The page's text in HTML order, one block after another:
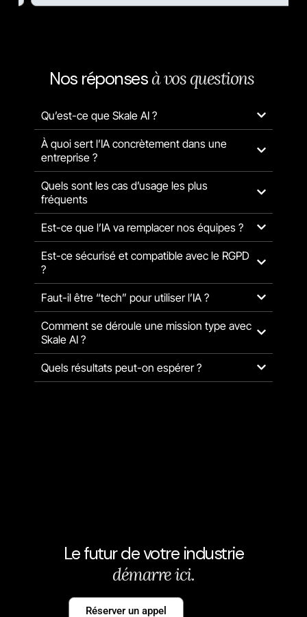
Nos réponsesàvos questions
Qu’est-ce que Skale AI ?
À quoi sert l’IA concrètement dans une
entreprise ?
Quels sont les cas d’usage les plus
fréquents
Est-ce que l’IA va remplacer nos équipes ?
Est-ce sécurisé et compatible avec le RGPD
?
Faut-il être “tech” pour utiliser l’IA ?
Comment se déroule une mission type avec
Skale AI ?
Quels résultats peut-on espérer ?
Le futur de votre industrie
démarreici.
Réserver un appel